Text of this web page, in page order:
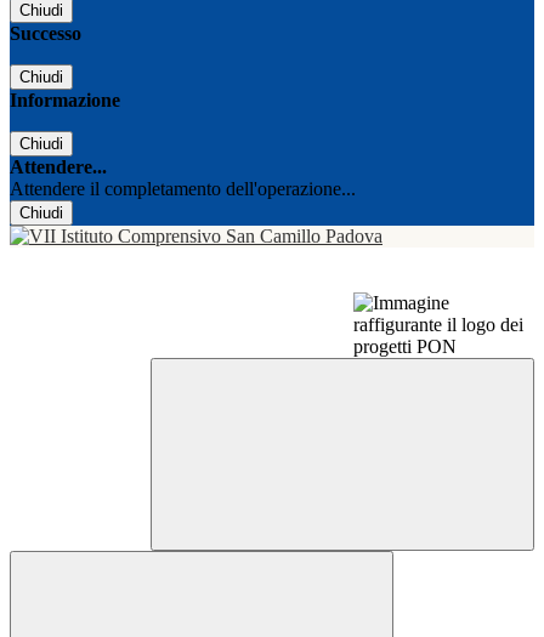
Chiudi
Successo
Chiudi
Informazione
Chiudi
Attendere...
Attendere il completamento dell'operazione...
Chiudi